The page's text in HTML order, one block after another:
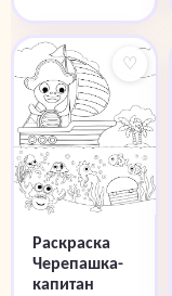
♡
Раскраска
Черепашка-
капитан